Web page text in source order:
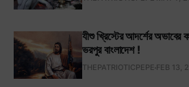
যীশু খ্রিস্টের আদর্শের অভাবের
ভরপুর বাংলাদেশ !
THEPATRIOTICPEPE FEB 13,